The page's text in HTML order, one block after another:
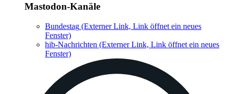
Mastodon-Kanäle
Bundestag (Externer Link, Link öffnet ein neues
Fenster)
hib-Nachrichten (Externer Link, Link öffnet ein neues
Fenster)